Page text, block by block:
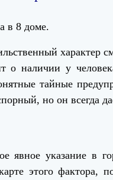
в 8 доме.
характер
о наличии у
тайные
но он всегда
явное указание в
этого фактора,